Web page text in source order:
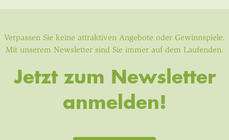
Verpassen Sie keine attraktiven Angebote oder Gewinnspiele.
Mit unserem Newsletter sind Sie immer auf dem Laufenden.
Jetzt zum Newsletter
anmelden!